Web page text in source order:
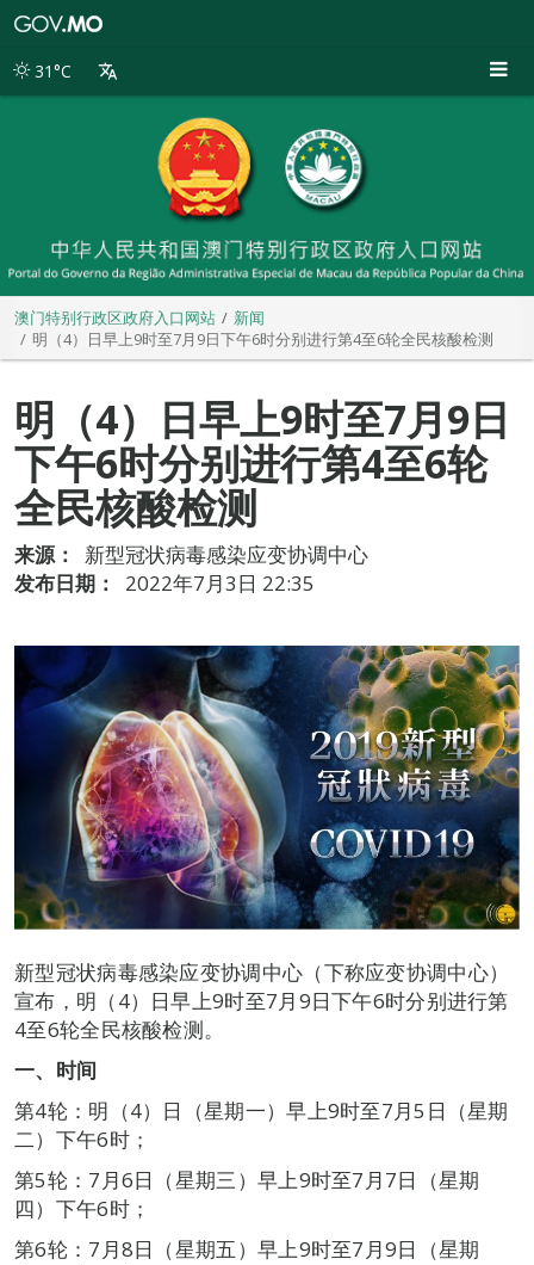
别
31°C
澳门特别行政区政府入口网站
新闻
明（4）日早上9时至7月9日下午6时分别进行第4至6轮全民核酸检测
明（4）日早上9时至7月9日
下午6时分别进行第4至6轮
全民核酸检测
来源：
新型冠状病毒感染应变协调中心
发布日期：
2022年7月3日 22:35
新型冠状病毒感染应变协调中心（下称应变协调中心）
宣布，明（4）日早上9时至7月9日下午6时分别进行第
4至6轮全民核酸检测。
一、时间
第4轮：明（4）日（星期一）早上9时至7月5日（星期
二）下午6时；
第5轮：7月6日（星期三）早上9时至7月7日（星期
四）下午6时；
第6轮：7月8日（星期五）早上9时至7月9日（星期